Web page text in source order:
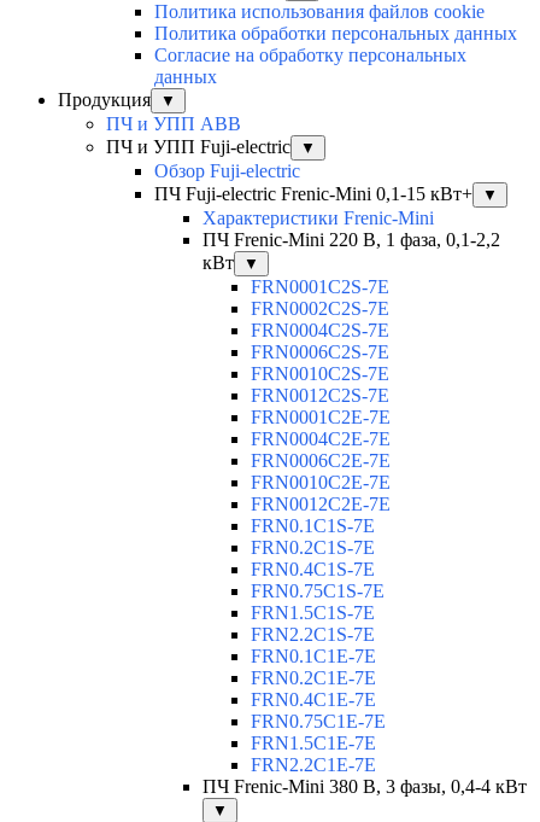
Политика использования файлов cookie
Политика обработки персональных данных
Согласие на обработку персональных
данных
Продукция
▼
ПЧ и УПП ABB
ПЧ и УПП Fuji-electric
▼
Обзор Fuji-electric
ПЧ Fuji-electric Frenic-Mini 0,1-15 кВт+
▼
Характеристики Frenic-Mini
ПЧ Frenic-Mini 220 В, 1 фаза, 0,1-2,2
кВт
▼
FRN0001C2S-7E
FRN0002C2S-7E
FRN0004C2S-7E
FRN0006C2S-7E
FRN0010C2S-7E
FRN0012C2S-7E
FRN0001C2E-7E
FRN0004C2E-7E
FRN0006C2E-7E
FRN0010C2E-7E
FRN0012C2E-7E
FRN0.1C1S-7E
FRN0.2C1S-7E
FRN0.4C1S-7E
FRN0.75C1S-7E
FRN1.5C1S-7E
FRN2.2C1S-7E
FRN0.1C1E-7E
FRN0.2C1E-7E
FRN0.4C1E-7E
FRN0.75C1E-7E
FRN1.5C1E-7E
FRN2.2C1E-7E
ПЧ Frenic-Mini 380 В, 3 фазы, 0,4-4 кВт
▼